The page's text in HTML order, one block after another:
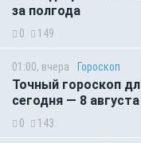
за полгода
0 149
01:00, вчера Гороскоп
Точный гороскоп
сегодня — 8 августа
0 143